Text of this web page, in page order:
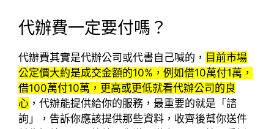
代辦費一定要付嗎？
代辦費其實是代辦公司或代書自己喊的， 目前市場
公定價大約是成交金額的10%，例如借10萬付1萬，
借100萬付10萬，更高或更低就看代辦公司的良
心 ，代辦能提供給你的服務，最重要的就是「諮
詢」，告訴你應該提供那些資料，收齊後幫你送件